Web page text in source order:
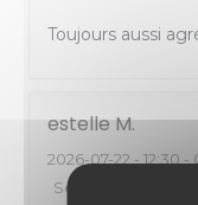
Toujours aussi
estelleM
2026-07-22 - 12:30 -
Service